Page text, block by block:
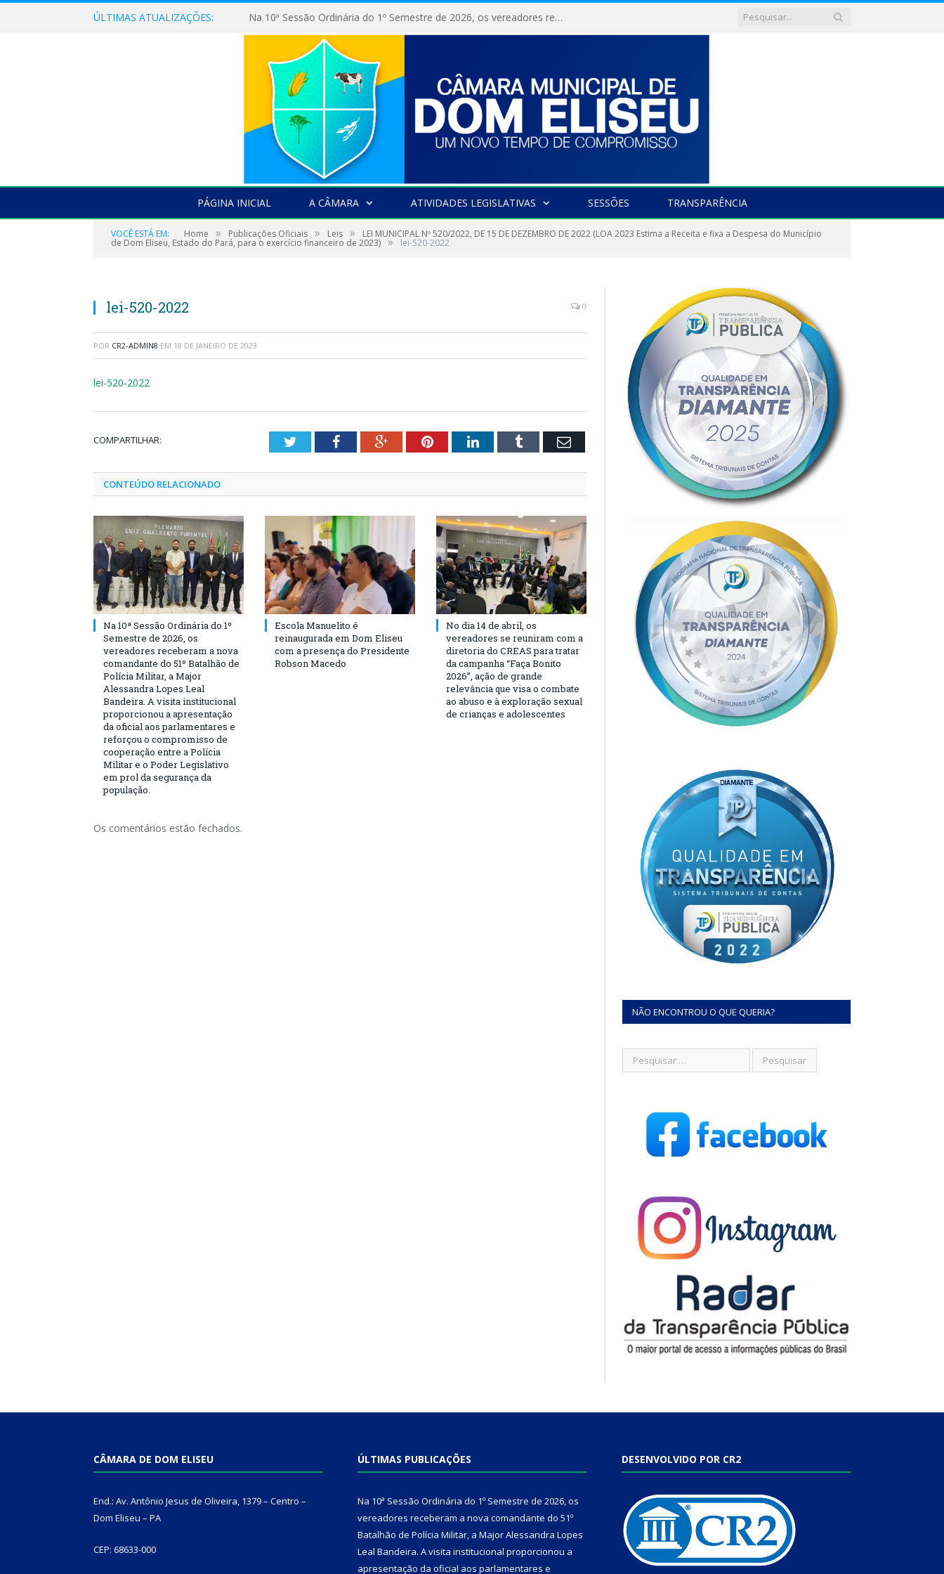
ÚLTIMAS ATUALIZAÇÕES: Na 10ª Sessão Ordinária do 1º Semestre de 2026, os vereadores receberam a nova comandante do 51º Batalhão de Polícia Militar, a Major Alessandra Lopes Leal Bandeira. A visita institucional proporcionou a apresentação da oficial aos parlamentares e reforçou o compromisso de cooperação entre a Polícia Militar e o Poder Legislativo em prol da segurança da população.
PÁGINA INICIAL A CÂMARA ATIVIDADES LEGISLATIVAS SESSÕES TRANSPARÊNCIA
VOCÊ ESTÁ EM: Home » Publicações Oficiais » Leis » LEI MUNICIPAL Nº 520/2022, DE 15 DE DEZEMBRO DE 2022 (LOA 2023 Estima a Receita e fixa a Despesa do Município
de Dom Eliseu, Estado do Pará, para o exercício financeiro de 2023) » lei-520-2022
lei-520-2022 0
POR CR2-ADMIN8 EM 18 DE JANEIRO DE 2023
lei-520-2022
COMPARTILHAR: TwitterFacebookGoogle+PinterestLinkedInTumblr Email
CONTEÚDO RELACIONADO
Na 10ª Sessão Ordinária do 1º
Semestre de 2026, os
vereadores receberam a nova
comandante do 51º Batalhão de
Polícia Militar, a Major
Alessandra Lopes Leal
Bandeira. A visita institucional
proporcionou a apresentação
da oficial aos parlamentares e
reforçou o compromisso de
cooperação entre a Polícia
Militar e o Poder Legislativo
em prol da segurança da
população.
Escola Manuelito é
reinaugurada em Dom Eliseu
com a presença do Presidente
Robson Macedo
No dia 14 de abril, os
vereadores se reuniram com a
diretoria do CREAS para tratar
da campanha “Faça Bonito
2026”, ação de grande
relevância que visa o combate
ao abuso e à exploração sexual
de crianças e adolescentes
Os comentários estão fechados.
NÃO ENCONTROU O QUE QUERIA?
CÂMARA DE DOM ELISEU
End.: Av. Antônio Jesus de Oliveira, 1379 – Centro –
Dom Eliseu – PA
CEP: 68633-000
ÚLTIMAS PUBLICAÇÕES
Na 10ª Sessão Ordinária do 1º Semestre de 2026, os
vereadores receberam a nova comandante do 51º
Batalhão de Polícia Militar, a Major Alessandra Lopes
Leal Bandeira. A visita institucional proporcionou a
apresentação da oficial aos parlamentares e
DESENVOLVIDO POR CR2